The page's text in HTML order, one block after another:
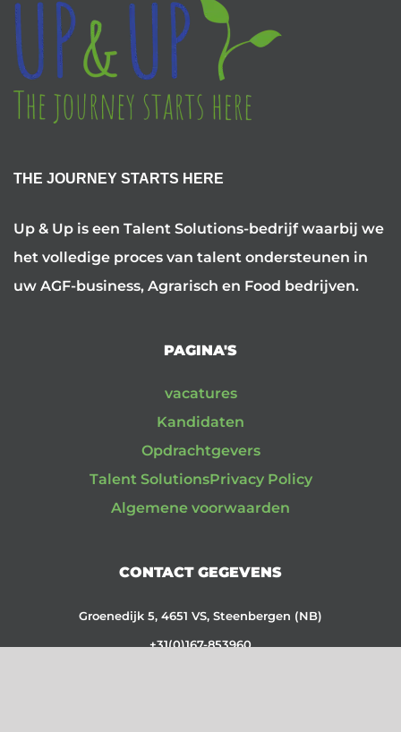
THE JOURNEY STARTS HERE
Up & Up is een Talent Solutions-bedrijf waarbij we
het volledige proces van talent ondersteunen in
uw AGF-business, Agrarisch en Food bedrijven.
PAGINA'S
vacatures
Kandidaten
Opdrachtgevers
Talent SolutionsPrivacy Policy
Algemene voorwaarden
CONTACT GEGEVENS
Groenedijk 5, 4651 VS, Steenbergen (NB)
+31(0)167-853960